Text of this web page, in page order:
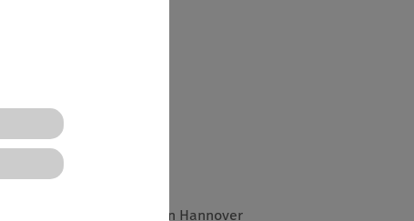
Jugendwerk der AWO Region Hannover